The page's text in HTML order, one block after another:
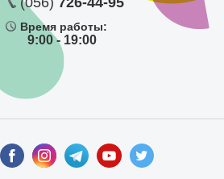
Время работы:
9:00 - 19:00